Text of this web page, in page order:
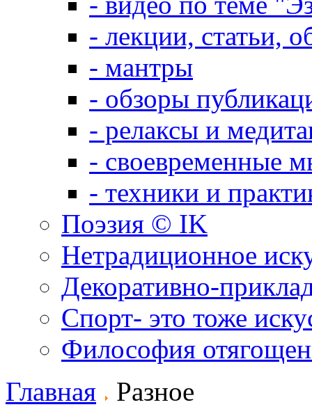
- лекции, статьи,
- мантры
- обзоры
- релаксы и
- своевременные
- техники и
Поэзия © IK
Нетрадиционное
Декоративно-
Спорт- это тоже
Философия
Главная
Разное